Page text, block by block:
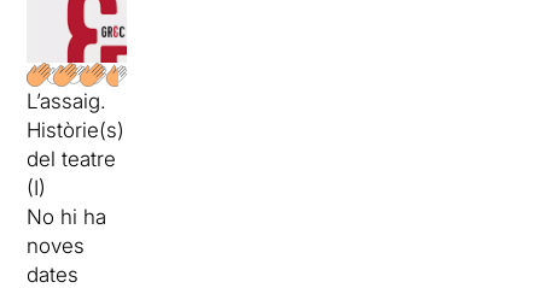
L’assaig.
Històrie(s)
del teatre
(I)
No hi ha
noves
dates